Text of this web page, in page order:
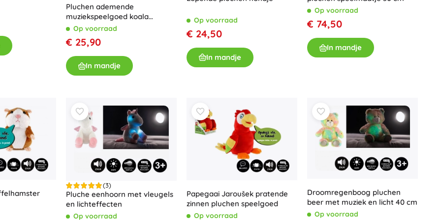
Uitrusting voor kinderen
Voeden en borstvoeding
Kinderwagens
Pistolen
Waterpistolen
Bogen
Elektronisch speelgoed
Afstandsbedienbare speelgoed
Spelconsoles
Drones
Kijk op
Microscopen en telescopen
+ Meer tonen
Kinderkleding
Babykleding
T-shirts
Schoenen
Sweaters en truien
+Meer tonen
Pluchen ademende
muziekspeelgoed koala
wit/grijs
Op voorraad
€ 25,90
In mandje
Op voorraad
€ 24,50
In mandje
Op voorraad
€ 74,50
In mandje
(3)
Pluche eenhoorn met vleugels
en lichteffecten
Op voorraad
Papegaai Jaroušek pratende
zinnen pluchen speelgoed
Op voorraad
Droomregenboog pluchen
beer met muziek en licht 40 cm
Op voorraad